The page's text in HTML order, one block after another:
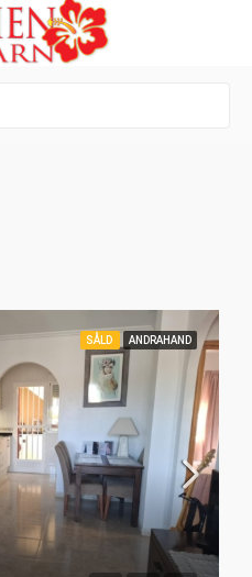
SÅLD ANDRAHAND